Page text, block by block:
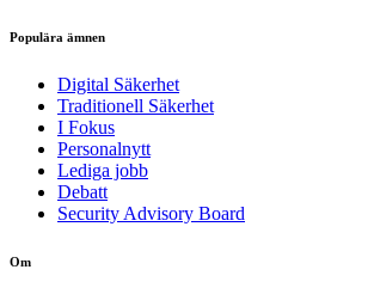
Populära ämnen
Digital Säkerhet
Traditionell Säkerhet
I Fokus
Personalnytt
Lediga jobb
Debatt
Security Advisory Board
Om